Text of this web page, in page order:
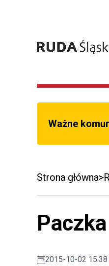
Ważne
Strona główna
2015-10-02 15:38